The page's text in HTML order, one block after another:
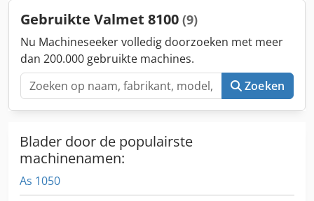
Gebruikte Valmet 8100 (9)
Nu Machineseeker volledig doorzoeken met meer
dan 200.000 gebruikte machines.
Zoeken
Blader door de populairste
machinenamen:
As 1050